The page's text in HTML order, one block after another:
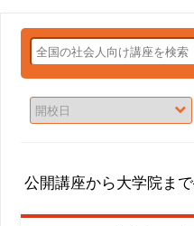
公開講座から大学院ま